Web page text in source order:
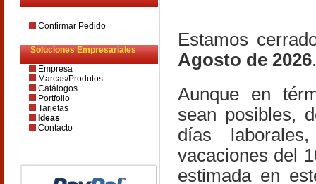
Confirmar Pedido
Soluciones Empresariales
Empresa
Marcas/Produtos
Catálogos
Portfolio
Tarjetas
Ideas
Contacto
Estamos
Agosto de 2026.
Aunque en
sean posibles,
días
vacaciones del
estimada en